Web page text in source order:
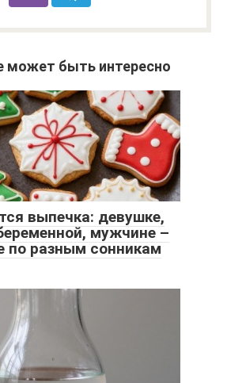
может быть интересно
выпечка: девушке,
мужчине –
по разным сонникам